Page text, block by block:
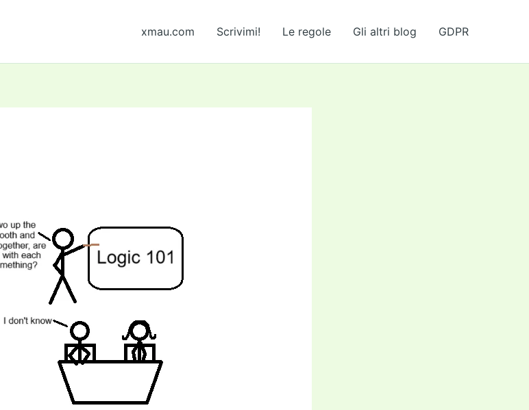
xmau.com Scrivimi! Le regole Gli altri blog GDPR